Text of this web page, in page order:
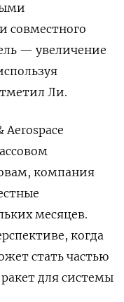
совместного
— увеличение
Ли.
Aerospace
компания
месяцев.
когда
стать частью
для системы